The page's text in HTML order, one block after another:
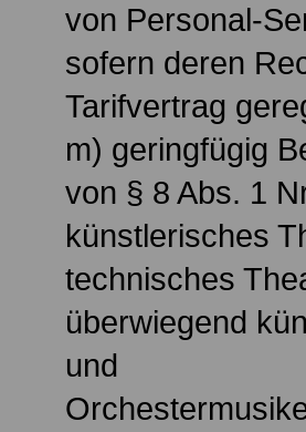
von Personal-
sofern deren
Tarifvertrag
m) geringfügig
von § 8 Abs. 1
künstlerisches
technisches
überwiegend
und